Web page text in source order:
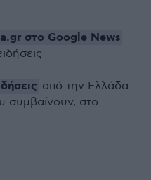
στο Google News
από την Ελλάδα
συμβαίνουν, στο